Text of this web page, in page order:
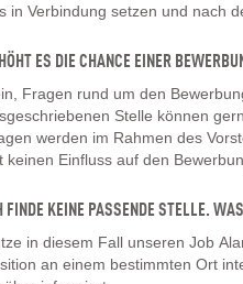
in Verbindung setzen und nach
ES DIE CHANCE EINER
Fragen rund um den
Stelle können
werden im Rahmen des
keinen Einfluss auf den
FINDE KEINE PASSENDE STELLE.
in diesem Fall unseren Job
an einem bestimmten Ort